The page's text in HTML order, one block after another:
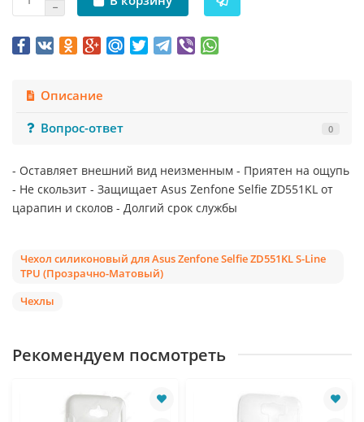
Описание
Вопрос-ответ
0
- Оставляет внешний вид неизменным - Приятен на ощупь
- Не скользит - Защищает Asus Zenfone Selfie ZD551KL от
царапин и сколов - Долгий срок службы
Чехол силиконовый для Asus Zenfone Selfie ZD551KL S-Line
TPU (Прозрачно-Матовый)
Чехлы
Рекомендуем посмотреть